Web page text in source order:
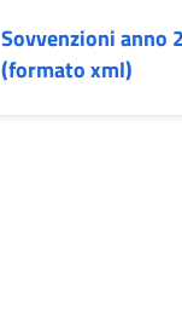
Sovvenzioni anno
(formato xml)